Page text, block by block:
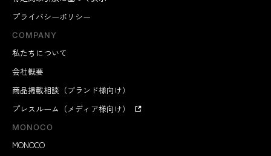
プライバシーポリシー
COMPANY
私たちについて
会社概要
商品掲載相談（ブランド様向け）
プレスルーム（メディア様向け）
MONOCO
MONOCO